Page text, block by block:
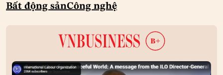
Bất động sảnCông nghệ